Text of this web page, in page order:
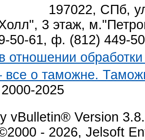
197022, СПб,
3 этаж,
50-61, ф. (812) 449-
отношении
все о таможне.
2025
vBulletin® Version
- 2026, Jelsoft